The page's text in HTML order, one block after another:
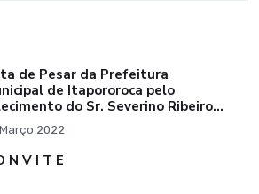
de Pesar da Prefeitura
de Itapororoca pelo
do Sr. Severino Ribeiro
"Pai do Ex-Prefei
2022
C O N V I T E